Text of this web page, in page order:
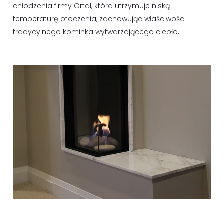
chłodzenia firmy Ortal, która utrzymuje niską
temperaturę otoczenia, zachowując właściwości
tradycyjnego kominka wytwarzającego ciepło.